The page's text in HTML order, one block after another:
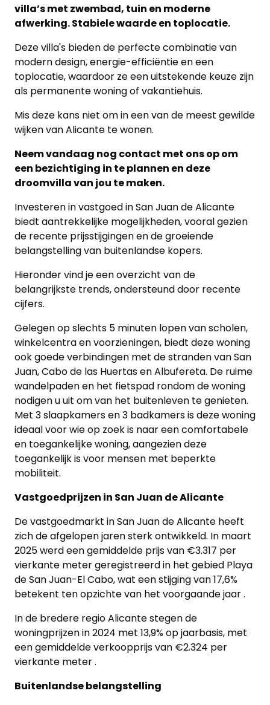
villa’s met zwembad, tuin en moderne
afwerking. Stabiele waarde en toplocatie.
Deze villa's bieden de perfecte combinatie van
modern design, energie-efficiëntie en een
toplocatie, waardoor ze een uitstekende keuze zijn
als permanente woning of vakantiehuis.
Mis deze kans niet om in een van de meest gewilde
wijken van Alicante te wonen.
Neem vandaag nog contact met ons op om
een bezichtiging in te plannen en deze
droomvilla van jou te maken.
Investeren in vastgoed in San Juan de Alicante
biedt aantrekkelijke mogelijkheden, vooral gezien
de recente prijsstijgingen en de groeiende
belangstelling van buitenlandse kopers.
Hieronder vind je een overzicht van de
belangrijkste trends, ondersteund door recente
cijfers.
Gelegen op slechts 5 minuten lopen van scholen,
winkelcentra en voorzieningen, biedt deze woning
ook goede verbindingen met de stranden van San
Juan, Cabo de las Huertas en Albufereta. De ruime
wandelpaden en het fietspad rondom de woning
nodigen u uit om van het buitenleven te genieten.
Met 3 slaapkamers en 3 badkamers is deze woning
ideaal voor wie op zoek is naar een comfortabele
en toegankelijke woning, aangezien deze
toegankelijk is voor mensen met beperkte
mobiliteit.
Vastgoedprijzen in San Juan de Alicante
De vastgoedmarkt in San Juan de Alicante heeft
zich de afgelopen jaren sterk ontwikkeld. In maart
2025 werd een gemiddelde prijs van €3.317 per
vierkante meter geregistreerd in het gebied Playa
de San Juan-El Cabo, wat een stijging van 17,6%
betekent ten opzichte van het voorgaande jaar .
In de bredere regio Alicante stegen de
woningprijzen in 2024 met 13,9% op jaarbasis, met
een gemiddelde verkoopprijs van €2.324 per
vierkante meter .
Buitenlandse belangstelling